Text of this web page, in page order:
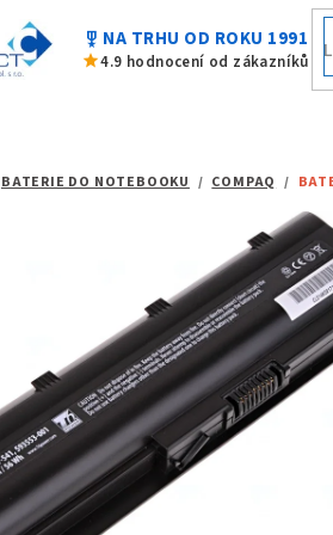
military_tech NA TRHU OD ROKU 1991
star4.9 hodnocení od zákazníků
BATERIE DO NOTEBOOKU / COMPAQ /